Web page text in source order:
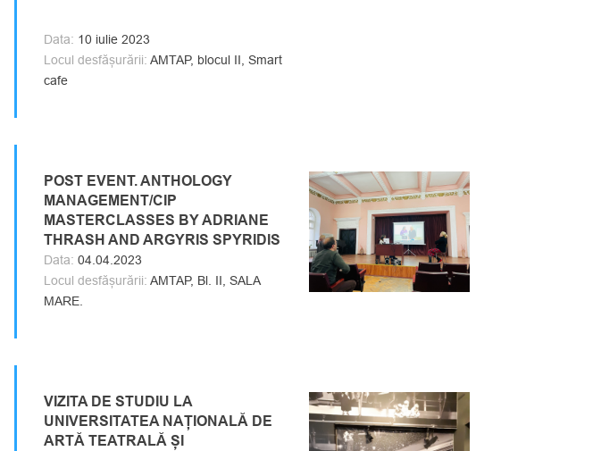
Data: 10 iulie 2023
Locul desfășurării: AMTAP, blocul II, Smart
cafe
POST EVENT. ANTHOLOGY
MANAGEMENT/CIP
MASTERCLASSES BY ADRIANE
THRASH AND ARGYRIS SPYRIDIS
Data: 04.04.2023
Locul desfășurării: AMTAP, Bl. II, SALA
MARE.
VIZITA DE STUDIU LA
UNIVERSITATEA NAȚIONALĂ DE
ARTĂ TEATRALĂ ȘI